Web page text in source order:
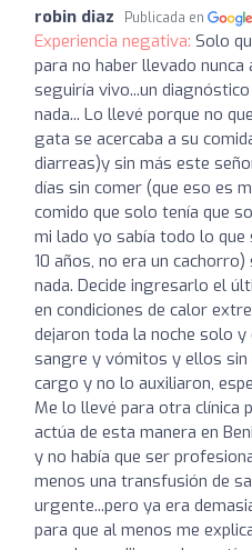
robin diaz Publicada en
Experiencia negativa: Solo
para no haber llevado
seguiría vivo...un
nada... Lo llevé porque no
gata se acercaba a su
diarreas)y sin más este
días sin comer (que eso es
comido que solo tenía que
mi lado yo sabía todo lo que
10 años, no era un
nada. Decide ingresarlo el
en condiciones de calor
dejaron toda la noche solo
sangre y vómitos y ellos sin
cargo y no lo auxiliaron,
Me lo llevé para otra clínica
actúa de esta manera en
y no había que ser
menos una transfusión de
urgente...pero ya era
para que al menos me